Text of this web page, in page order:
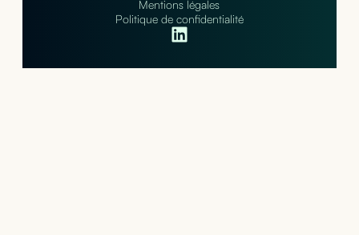
Mentions légales
Politique de confidentialité